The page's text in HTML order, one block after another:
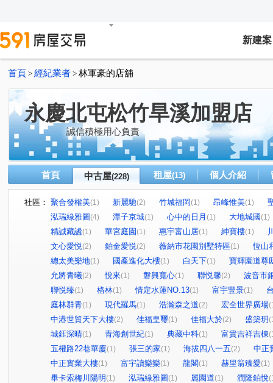
新建案
首頁 > 經紀業者 > 林軍豪的店舖
永慶北屯松竹旱溪加盟店
誠信積極用心負責
首頁 中古屋(228) 租屋(13) 個人介紹
社區： 聚合發權美(1) 新麗馳(2) 竹城福岡(1) 昂峰惟美(1)
泓瑞綠雅圖(4) 潭子京城(1) 心中的日月 (1) 大地城國(1)
精誠藏謐(1) 華宮庭園(1) 惠宇富山居(1) 紳寶樓(1)
文心愛悦(2) 鉑金愛悦(2) 薇納市花園別墅特區(1)
恆山
總太美樂地(1) 國產進化大樓(1) 白天下(1)
寶輝園道尊
允將青曦(2) 悅來(1) 磐興寬心(1) 聯悦馨(2)
波音市
聯悦臻(1) 格林(1) 情定水蓮NO.13(1) 富宇豐景(1)
庭林群青(1) 現代羅馬(1) 浩瀚森之道(2) 宏全世界廣場
中港世貿天下大樓(2) 佳福皇璽(1) 佳福大於(2) 盛築玥
城鈺深晴(1) 青海創世紀(1) 典藏中科(1) 富貴吉祥吉棟
五權路22巷華廈(1) 張三的家(1) 海拔四八一五(2)
中正
中正實業大樓(1) 富宇讀樂樂(1) 龍閣(1) 赫里翁臻愛(1)
畢卡索梅川陽明 (1) 泓瑞綠雅圖 (1) 麗園道(1) 潤隆鉑悅